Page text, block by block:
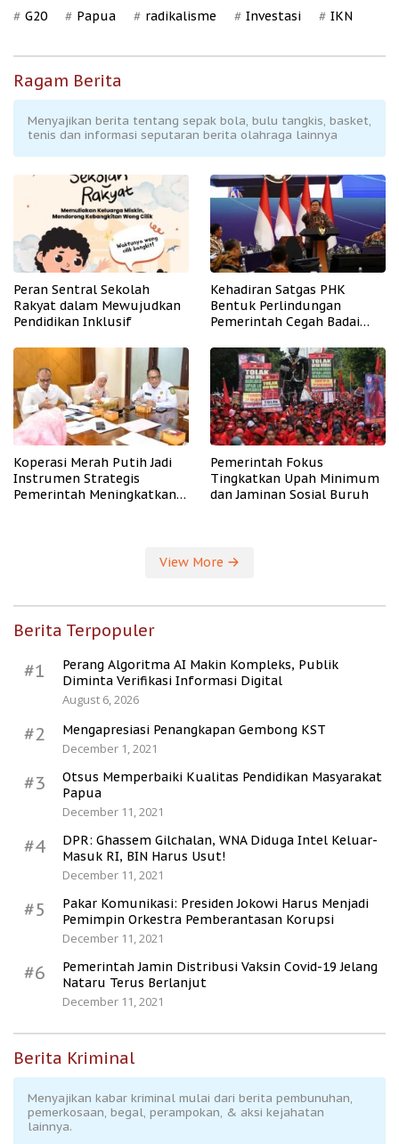
G20 Papua radikalisme Investasi IKN
Ragam Berita
Menyajikan berita tentang sepak bola, bulu tangkis, basket,
tenis dan informasi seputaran berita olahraga lainnya
Peran Sentral Sekolah
Rakyat dalam Mewujudkan
Pendidikan Inklusif
Kehadiran Satgas PHK
Bentuk Perlindungan
Pemerintah Cegah Badai
Koperasi Merah Putih Jadi
Instrumen Strategis
Pemerintah Meningkatkan
Pemerintah Fokus
Tingkatkan Upah Minimum
dan Jaminan Sosial Buruh
View More
Berita Terpopuler
#1
Perang Algoritma AI Makin Kompleks, Publik
Diminta Verifikasi Informasi Digital
August 6, 2026
#2
Mengapresiasi Penangkapan Gembong KST
December 1, 2021
#3
Otsus Memperbaiki Kualitas Pendidikan Masyarakat
Papua
December 11, 2021
#4
DPR: Ghassem Gilchalan, WNA Diduga Intel Keluar-
Masuk RI, BIN Harus Usut!
December 11, 2021
#5
Pakar Komunikasi: Presiden Jokowi Harus Menjadi
Pemimpin Orkestra Pemberantasan Korupsi
December 11, 2021
#6
Pemerintah Jamin Distribusi Vaksin Covid-19 Jelang
Nataru Terus Berlanjut
December 11, 2021
Berita Kriminal
Menyajikan kabar kriminal mulai dari berita pembunuhan,
pemerkosaan, begal, perampokan, & aksi kejahatan
lainnya.